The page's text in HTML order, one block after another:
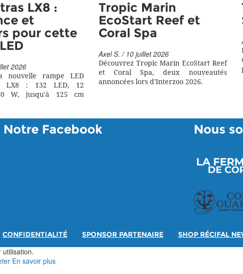
LX8 :
et
pour cette
2026
nouvelle rampe LED
LX8 : 132 LED, 12
W, jusqu'à 125 cm
Tropic Marin
EcoStart Reef et
Coral Spa
Axel S. / 10 juillet 2026
Découvrez Tropic Marin EcoStart Reef
et Coral Spa, deux nouveautés
annoncées lors d'Interzoo 2026.
Notre Facebook Nous
CONFIDENTIALITÉ SPONSOR PARTENAIRE SHOP RÉCIFAL
utilisation.
En savoir plus